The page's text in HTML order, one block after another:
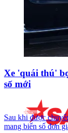
Xe 'quái thú'
số mới
Sau khi được
mang biển số đơn